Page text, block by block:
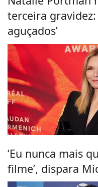
terceira gravidez:
aguçados’
‘Eu nunca mais
filme’, dispara